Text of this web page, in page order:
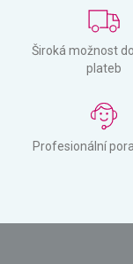
Široká možnost
plateb
Profesionální